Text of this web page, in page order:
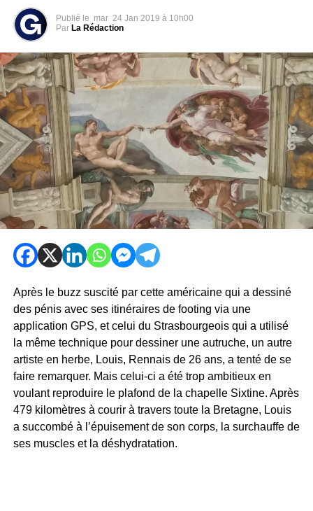
Publié le mar 24 Jan 2019 à 10h00
Par La Rédaction
Après le buzz suscité par cette américaine qui a dessiné
des pénis avec ses itinéraires de footing via une
application GPS, et celui du Strasbourgeois qui a utilisé
la même technique pour dessiner une autruche, un autre
artiste en herbe, Louis, Rennais de 26 ans, a tenté de se
faire remarquer. Mais celui-ci a été trop ambitieux en
voulant reproduire le plafond de la chapelle Sixtine. Après
479 kilomètres à courir à travers toute la Bretagne, Louis
a succombé à l’épuisement de son corps, la surchauffe de
ses muscles et la déshydratation.